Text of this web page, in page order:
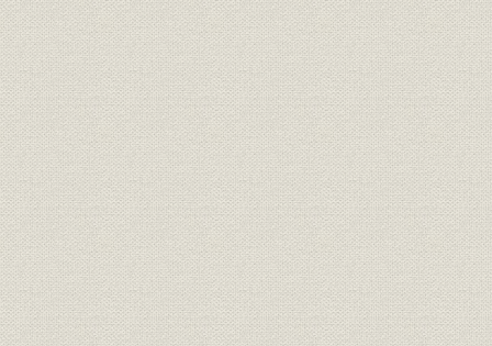
役員 役員在任期間
昭和26年5
31日現在
定款 原始定款 [昭和26年
定款 現行定款
組織 業務機構
昭和26年5
6月1日現在